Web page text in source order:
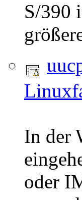
S/390
In der
oder